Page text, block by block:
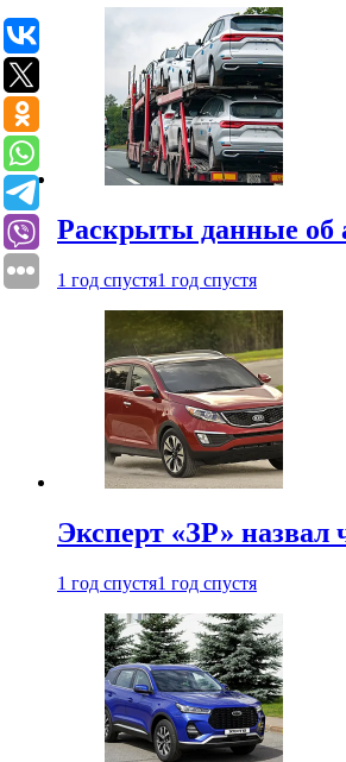
Раскрыты данные об
1 год спустя1 год спустя
Эксперт «ЗР» назвал
1 год спустя1 год спустя